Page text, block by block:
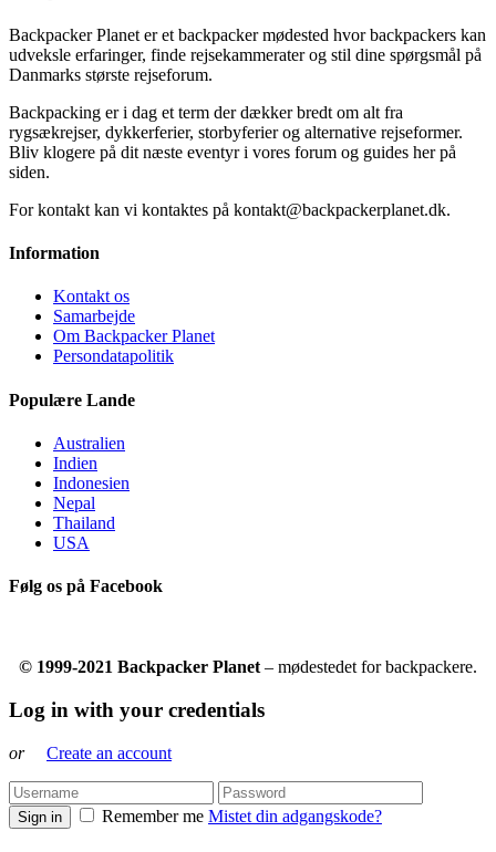
Backpacker Planet er et backpacker mødested hvor backpackers kan
udveksle erfaringer, finde rejsekammerater og stil dine spørgsmål på
Danmarks største rejseforum.
Backpacking er i dag et term der dækker bredt om alt fra
rygsækrejser, dykkerferier, storbyferier og alternative rejseformer.
Bliv klogere på dit næste eventyr i vores forum og guides her på
siden.
For kontakt kan vi kontaktes på kontakt@backpackerplanet.dk.
Information
Kontakt os
Samarbejde
Om Backpacker Planet
Persondatapolitik
Populære Lande
Australien
Indien
Indonesien
Nepal
Thailand
USA
Følg os på Facebook
© 1999-2021 Backpacker Planet – mødestedet for backpackere.
Log in with your credentials
or Create an account
Sign in Remember me Mistet din adgangskode?